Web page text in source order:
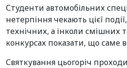
Студенти автомобільних
нетерпіння чекають цієї
технічних, а інколи смішних
конкурсах показати, що саме
Святкування цьогоріч